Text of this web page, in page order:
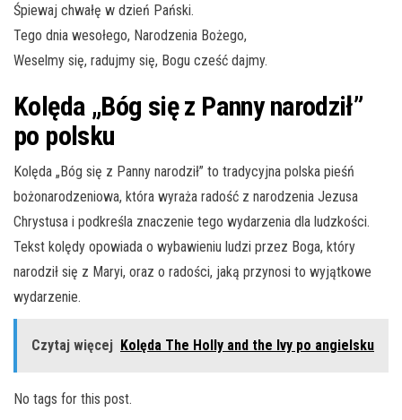
Śpiewaj chwałę w dzień Pański.
Tego dnia wesołego, Narodzenia Bożego,
Weselmy się, radujmy się, Bogu cześć dajmy.
Kolęda „Bóg się z Panny narodził”
po polsku
Kolęda „Bóg się z Panny narodził” to tradycyjna polska pieśń
bożonarodzeniowa, która wyraża radość z narodzenia Jezusa
Chrystusa i podkreśla znaczenie tego wydarzenia dla ludzkości.
Tekst kolędy opowiada o wybawieniu ludzi przez Boga, który
narodził się z Maryi, oraz o radości, jaką przynosi to wyjątkowe
wydarzenie.
Czytaj więcej Kolęda The Holly and the Ivy po angielsku
No tags for this post.